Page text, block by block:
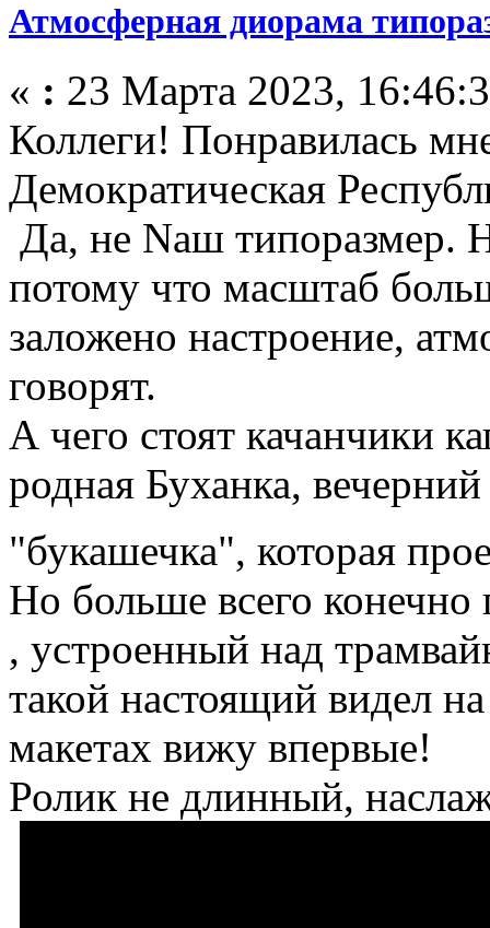
Атмосферная диорама
« : 23 Марта 2023,
Коллеги! Понравилась
Демократическая
Да, не Nаш типоразмер.
потому что масштаб
заложено настроение,
говорят.
А чего стоят качанчики
родная Буханка,
"букашечка", которая
Но больше всего конечно
, устроенный над
такой настоящий видел
макетах вижу впервые!
Ролик не длинный,